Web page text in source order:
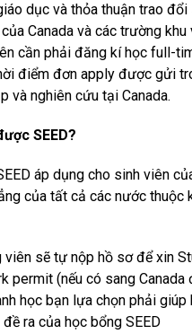
dục và thỏa thuận trao
Canada và các trường
cần phải đăng kí học full-
điểm đơn apply được gửi
và nghiên cứu tại Canada.
SEED?
áp dụng cho sinh viên
của tất cả các nước thuộc
viên sẽ tự nộp hồ sơ để xin
permit (nếu có sang Canada
học bạn lựa chọn phải
ra của học bổng SEED